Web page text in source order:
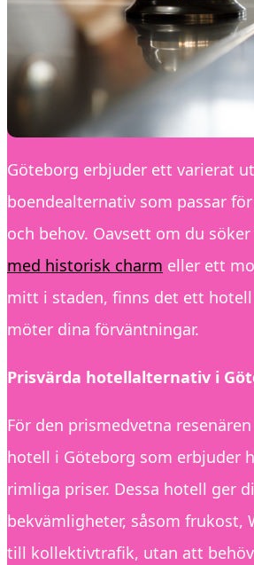
Göteborg erbjuder ett varierat
boendealternativ som passar
och behov. Oavsett om du söker
med historisk charm eller ett
mitt i staden, finns det ett
möter dina förväntningar.
Prisvärda hotellalternativ i
För den prismedvetna
hotell i Göteborg som erbjuder
rimliga priser. Dessa hotell ger
bekvämligheter, såsom frukost,
till kollektivtrafik, utan att